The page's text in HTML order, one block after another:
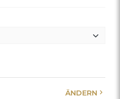
ÄNDERN chevron_right